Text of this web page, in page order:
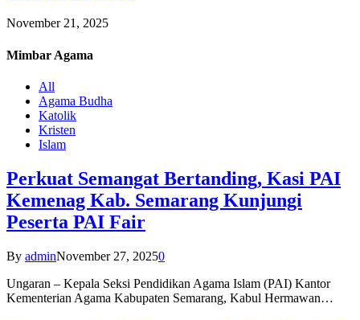
November 21, 2025
Mimbar Agama
All
Agama Budha
Katolik
Kristen
Islam
Perkuat Semangat Bertanding, Kasi PAI
Kemenag Kab. Semarang Kunjungi
Peserta PAI Fair
By adminNovember 27, 20250
Ungaran – Kepala Seksi Pendidikan Agama Islam (PAI) Kantor
Kementerian Agama Kabupaten Semarang, Kabul Hermawan…